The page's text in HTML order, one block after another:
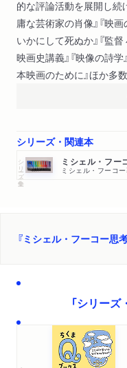
的な評論活動を展開し続
庸な芸術家の肖像』『映
いかにして死ぬか』『監督
映画史講義』『映像の詩学
本映画のために』ほか多数
シリーズ・関連本
シリーズ・全集 ミシェル・フ
ミシェル・フーコー
『ミシェル・フーコー
「シリー